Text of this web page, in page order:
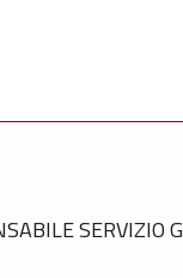
SERVIZIO